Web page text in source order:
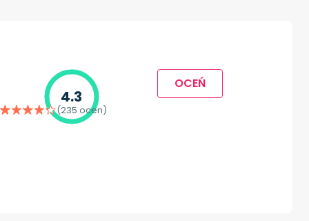
4.3
(235 ocen)
OCEŃ